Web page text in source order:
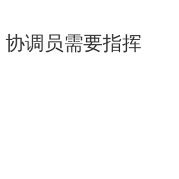
调员需要指挥